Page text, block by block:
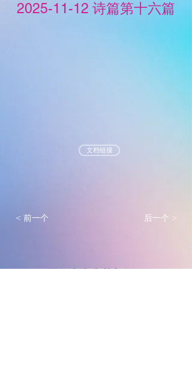
2025-11-12 诗篇第十六篇
文档链接
< 前一个 后一个 >